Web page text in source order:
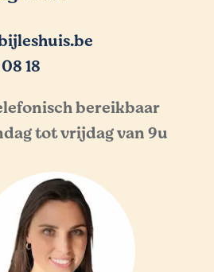
18
bereikbaar
tot vrijdag van 9u